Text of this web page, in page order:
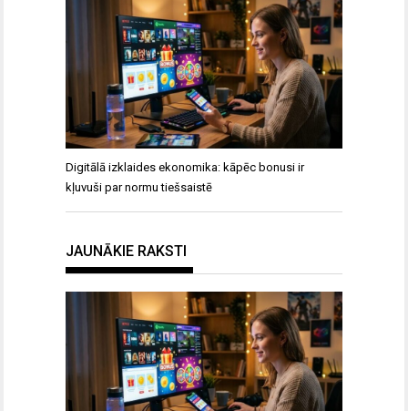
Digitālā izklaides ekonomika: kāpēc bonusi ir
kļuvuši par normu tiešsaistē
JAUNĀKIE RAKSTI